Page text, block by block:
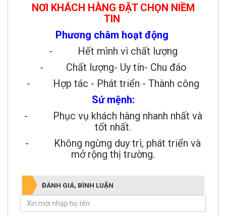
NƠI KHÁCH HÀNG ĐẶT CHỌN NIỀM
TIN
Phương châm hoạt động
- Hết mình vì chất lượng
- Chất lượng- Uy tín- Chu đáo
- Hợp tác - Phát triển - Thành công
Sứ mệnh:
- Phục vụ khách hàng nhanh nhất và
tốt nhất.
- Không ngừng duy trì, phát triển và
mở rộng thị trường.
ĐÁNH GIÁ, BÌNH LUẬN